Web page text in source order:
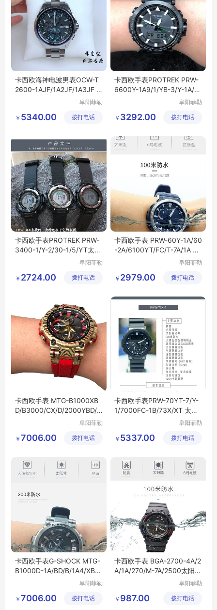
卡西欧海神电波男表OCW-T
2600-1AJF/1A2JF/1A3JF /2
阜阳菲勒
公司
￥ 5340.00 拨打电话
卡西欧手表PROTREK PRW-
6600Y-1A9/1/YB-3/Y-1A/F
阜阳菲勒
公司
￥ 3292.00 拨打电话
卡西欧手表PROTREK PRW-
3400-1/Y-2/30-1/5/YT太阳
阜阳菲勒
公司
￥ 2724.00 拨打电话
卡西欧手表 PRW-60Y-1A/60
-2A/6100YT/FC/T-7A/1A 太
阜阳菲勒
公司
￥ 2979.00 拨打电话
卡西欧手表 MTG-B1000XB
D/B3000/CX/D/2000YBD/X
阜阳菲勒
公司
￥ 7006.00 拨打电话
卡西欧手表PRW-70YT-7/Y-
1/7000FC-1B/73X/XT 太阳
阜阳菲勒
公司
￥ 5337.00 拨打电话
卡西欧手表G-SHOCK MTG-
B1000D-1A/BD/B/1A4/XB/X
阜阳菲勒
公司
￥ 7006.00 拨打电话
卡西欧手表 BGA-2700-4A/2
A/1A/270/M-7A/2500太阳能
阜阳菲勒
公司
￥ 987.00 拨打电话